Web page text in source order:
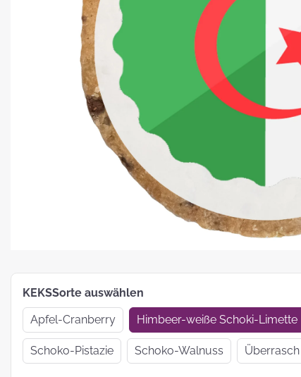
Platz für Plätzchen: 5 Fakten zu
Weihnachtsgebäck
How To:
Designer
Wir haben uns
verkrümelt...
KEKSSorte auswählen
Apfel-Cranberry
Himbeer-weiße Schoki-Limette
Schoko-Pistazie Schoko-Walnuss